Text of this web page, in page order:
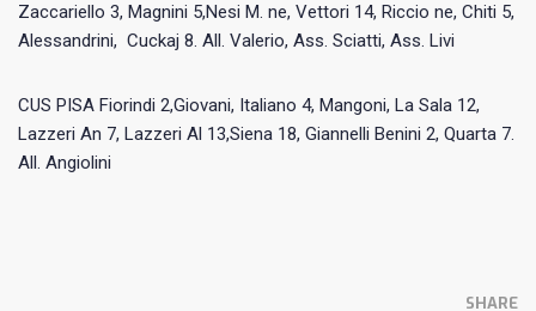
Zaccariello 3, Magnini 5,Nesi M. ne, Vettori 14, Riccio ne, Chiti 5,
Alessandrini, Cuckaj 8. All. Valerio, Ass. Sciatti, Ass. Livi
CUS PISA Fiorindi 2,Giovani, Italiano 4, Mangoni, La Sala 12,
Lazzeri An 7, Lazzeri Al 13,Siena 18, Giannelli Benini 2, Quarta 7.
All. Angiolini
SHARE